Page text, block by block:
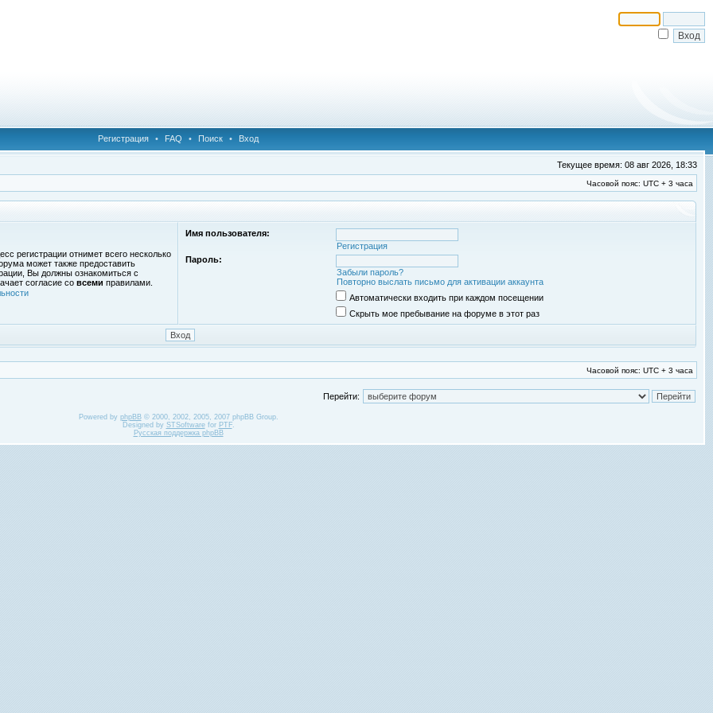
Регистрация • FAQ • Поиск • Вход
Текущее время: 08 авг 2026, 18:33
Часовой пояс: UTC + 3 часа
регистрации отнимет всего несколько
может также предоставить
Вы должны ознакомиться с
согласие со всеми правилами.
Имя пользователя:
Регистрация
Пароль:
Забыли пароль?
Повторно выслать письмо для активации аккаунта
Автоматически входить при каждом посещении
Скрыть мое пребывание на форуме в этот раз
Часовой пояс: UTC + 3 часа
Перейти:
Powered by phpBB© 2000, 2002, 2005, 2007 phpBB Group.
Designed by STSoftwarefor PTF.
Русская поддержка phpBB